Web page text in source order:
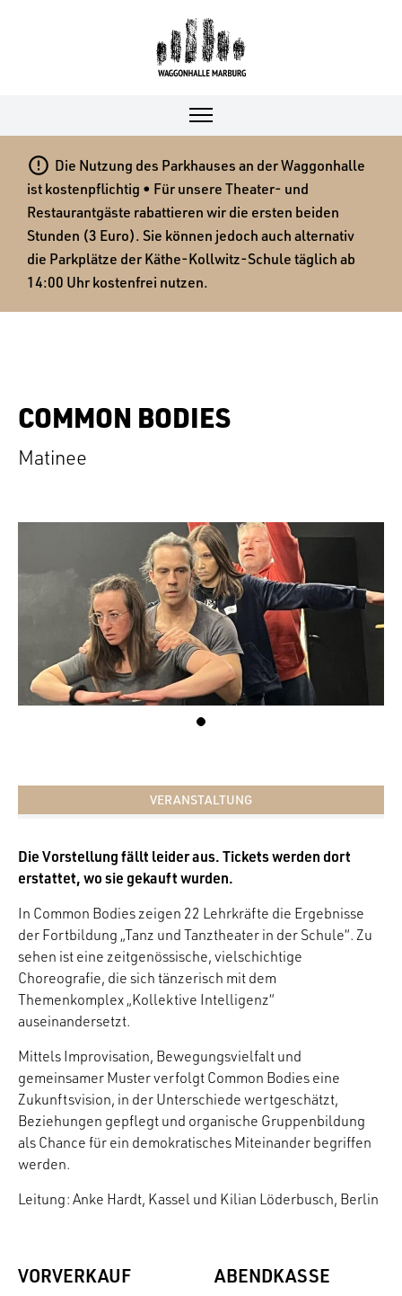
 Die Nutzung des Parkhauses an der Waggonhalle
ist kostenpflichtig • Für unsere Theater- und
Restaurantgäste rabattieren wir die ersten beiden
Stunden (3 Euro). Sie können jedoch auch alternativ
die Parkplätze der Käthe-Kollwitz-Schule täglich ab
14:00 Uhr kostenfrei nutzen.
COMMON BODIES
Matinee
VERANSTALTUNG
Die Vorstellung fällt leider aus. Tickets werden dort
erstattet, wo sie gekauft wurden.
In Common Bodies zeigen 22 Lehrkräfte die Ergebnisse
der Fortbildung „Tanz und Tanztheater in der Schule“. Zu
sehen ist eine zeitgenössische, vielschichtige
Choreografie, die sich tänzerisch mit dem
Themenkomplex „Kollektive Intelligenz“
auseinandersetzt.
Mittels Improvisation, Bewegungsvielfalt und
gemeinsamer Muster verfolgt Common Bodies eine
Zukunftsvision, in der Unterschiede wertgeschätzt,
Beziehungen gepflegt und organische Gruppenbildung
als Chance für ein demokratisches Miteinander begriffen
werden.
Leitung: Anke Hardt, Kassel und Kilian Löderbusch, Berlin
VORVERKAUF ABENDKASSE